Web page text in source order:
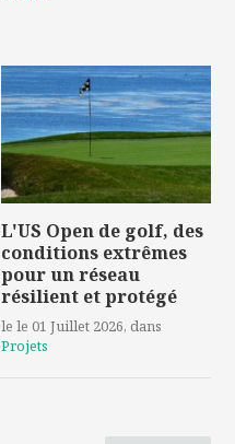
L'US Open de golf, des
conditions extrêmes
pour un réseau
résilient et protégé
le le 01 Juillet 2026, dans
Projets